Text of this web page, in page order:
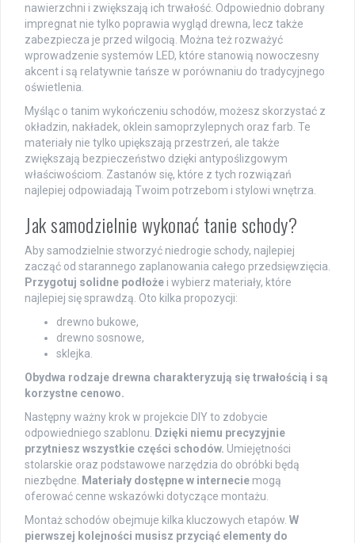
nawierzchni i zwiększają ich trwałość. Odpowiednio dobrany
impregnat nie tylko poprawia wygląd drewna, lecz także
zabezpiecza je przed wilgocią. Można też rozważyć
wprowadzenie systemów LED, które stanowią nowoczesny
akcent i są relatywnie tańsze w porównaniu do tradycyjnego
oświetlenia.
Myśląc o tanim wykończeniu schodów, możesz skorzystać z
okładzin, nakładek, oklein samoprzylepnych oraz farb. Te
materiały nie tylko upiększają przestrzeń, ale także
zwiększają bezpieczeństwo dzięki antypoślizgowym
właściwościom. Zastanów się, które z tych rozwiązań
najlepiej odpowiadają Twoim potrzebom i stylowi wnętrza.
Jak samodzielnie wykonać tanie schody?
Aby samodzielnie stworzyć niedrogie schody, najlepiej
zacząć od starannego zaplanowania całego przedsięwzięcia.
Przygotuj solidne podłoże i wybierz materiały, które
najlepiej się sprawdzą. Oto kilka propozycji:
drewno bukowe,
drewno sosnowe,
sklejka.
Obydwa rodzaje drewna charakteryzują się trwałością i są
korzystne cenowo.
Następny ważny krok w projekcie DIY to zdobycie
odpowiedniego szablonu.
Dzięki niemu precyzyjnie
przytniesz wszystkie części schodów. Umiejętności
stolarskie oraz podstawowe narzędzia do obróbki będą
niezbędne.
Materiały dostępne w internecie mogą
oferować cenne wskazówki dotyczące montażu.
Montaż schodów obejmuje kilka kluczowych etapów. W
pierwszej kolejności musisz przyciąć elementy do